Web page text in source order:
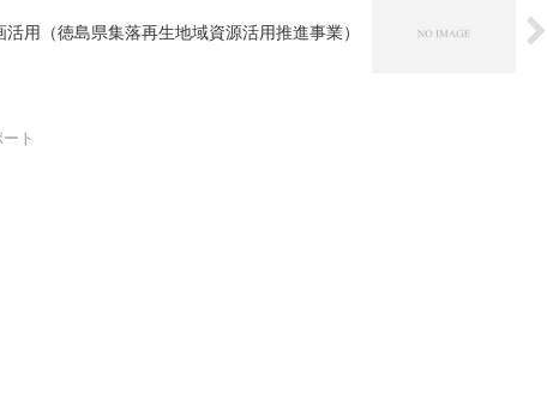
用（徳島県集落再生地域資源活用推進事業）
ト